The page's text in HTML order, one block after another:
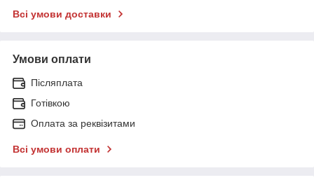
Всі умови доставки
Умови оплати
Післяплата
Готівкою
Оплата за реквізитами
Всі умови оплати